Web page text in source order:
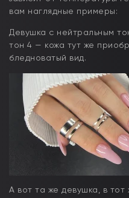
вам наглядные примеры:
Девушка с нейтральным
тон 4 — кожа тут же
бледноватый вид.
А вот та же девушка, в тот